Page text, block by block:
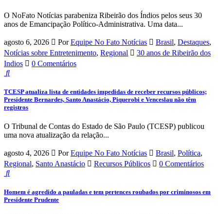
O NoFato Notícias parabeniza Ribeirão dos Índios pelos seus 30
anos de Emancipação Político-Administrativa. Uma data...
agosto 6, 2026 Por Equipe No Fato Notícias Brasil, Destaques,
Notícias sobre Entretenimento, Regional
30 anos de Ribeirão dos
Indios
0 Comentários
TCESP atualiza lista de entidades impedidas de receber recursos públicos;
Presidente Bernardes, Santo Anastácio, Piquerobi e Venceslau não têm
registros
O Tribunal de Contas do Estado de São Paulo (TCESP) publicou
uma nova atualização da relação...
agosto 4, 2026 Por Equipe No Fato Notícias Brasil, Política,
Regional, Santo Anastácio Recursos Públicos 0 Comentários
Homem é agredido a pauladas e tem pertences roubados por criminosos em
Presidente Prudente